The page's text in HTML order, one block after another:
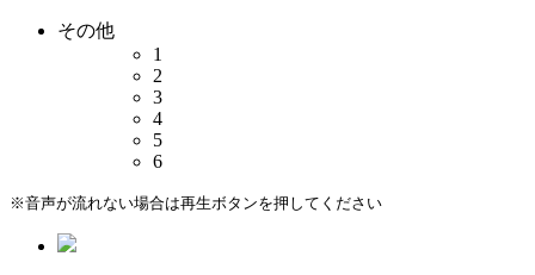
その他
1
2
3
4
5
6
※音声が流れない場合は再生ボタンを押してください